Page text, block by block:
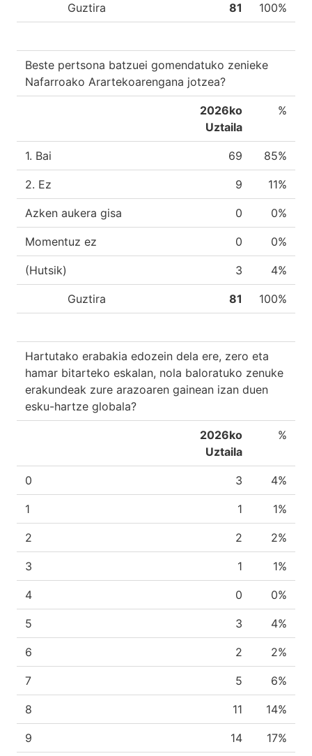
Guztira 81 100%
Beste pertsona batzuei gomendatuko zenieke
Nafarroako Arartekoarengana jotzea?
2026ko
Uztaila
%
1. Bai 69 85%
2. Ez 9 11%
Azken aukera gisa 0 0%
Momentuz ez 0 0%
(Hutsik) 3 4%
Guztira 81 100%
Hartutako erabakia edozein dela ere, zero eta
hamar bitarteko eskalan, nola baloratuko zenuke
erakundeak zure arazoaren gainean izan duen
esku-hartze globala?
2026ko
Uztaila
%
0 3 4%
1 1 1%
2 2 2%
3 1 1%
4 0 0%
5 3 4%
6 2 2%
7 5 6%
8 11 14%
9 14 17%